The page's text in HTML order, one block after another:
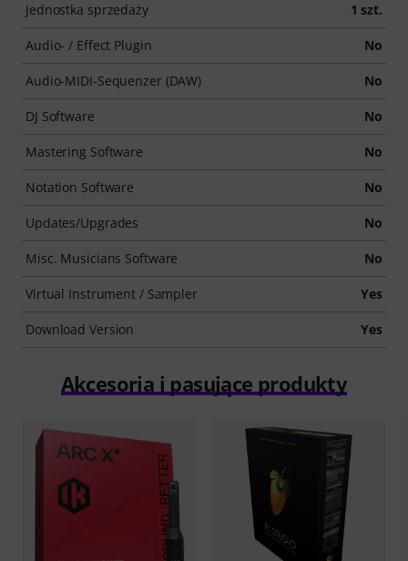
Jednostka sprzedaży 1 szt.
Audio- / Effect Plugin No
Audio-MIDI-Sequenzer (DAW) No
DJ Software No
Mastering Software No
Notation Software No
Updates/Upgrades No
Misc. Musicians Software No
Virtual Instrument / Sampler Yes
Download Version Yes
Akcesoria i pasujące produkty